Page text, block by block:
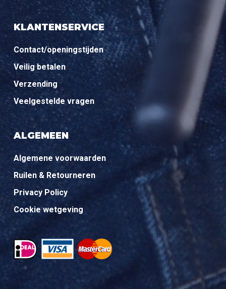
KLANTENSERVICE
Contact/openingstijden
Veilig betalen
Verzending
Veelgestelde vragen
ALGEMEEN
Algemene voorwaarden
Ruilen & Retourneren
Privacy Policy
Cookie wetgeving